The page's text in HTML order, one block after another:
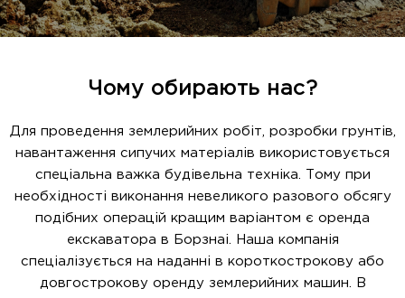
Чому обирають нас?
Для проведення землерийних робіт, розробки грунтів,
навантаження сипучих матеріалів використовується
спеціальна важка будівельна техніка. Тому при
необхідності виконання невеликого разового обсягу
подібних операцій кращим варіантом є оренда
екскаватора в Борзнаі. Наша компанія
спеціалізується на наданні в короткострокову або
довгострокову оренду землерийних машин. В